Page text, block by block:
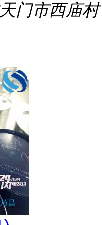
门市西庙村